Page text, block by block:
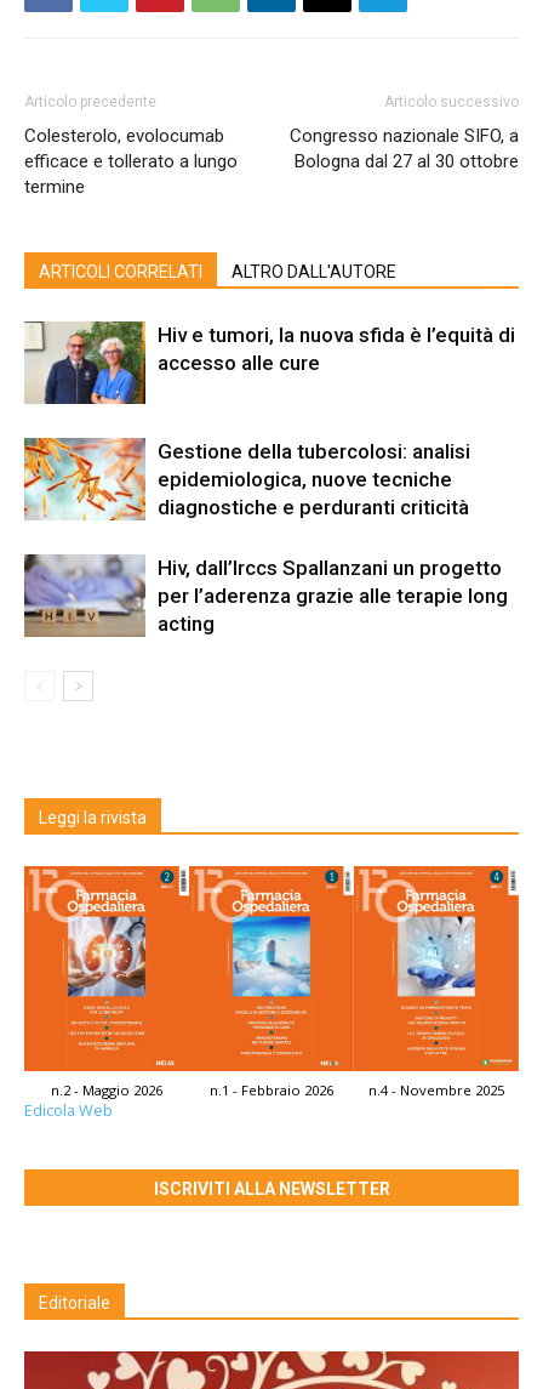
Articolo precedente
Colesterolo, evolocumab
efficace e tollerato a lungo
termine
Articolo successivo
Congresso nazionale SIFO, a
Bologna dal 27 al 30 ottobre
ARTICOLI CORRELATI ALTRO DALL'AUTORE
Hiv e tumori, la nuova sfida è l’equità di
accesso alle cure
Gestione della tubercolosi: analisi
epidemiologica, nuove tecniche
diagnostiche e perduranti criticità
Hiv, dall’Irccs Spallanzani un progetto
per l’aderenza grazie alle terapie long
acting
Leggi la rivista
n.2 - Maggio 2026 n.1 - Febbraio 2026 n.4 - Novembre 2025
Edicola Web
ISCRIVITI ALLA NEWSLETTER
Editoriale